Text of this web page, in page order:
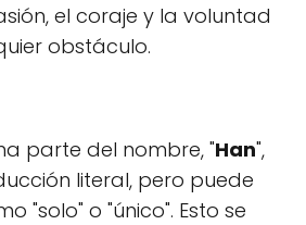
el coraje y la voluntad
obstáculo.
parte del nombre, "Han",
literal, pero puede
"solo" o "único". Esto se